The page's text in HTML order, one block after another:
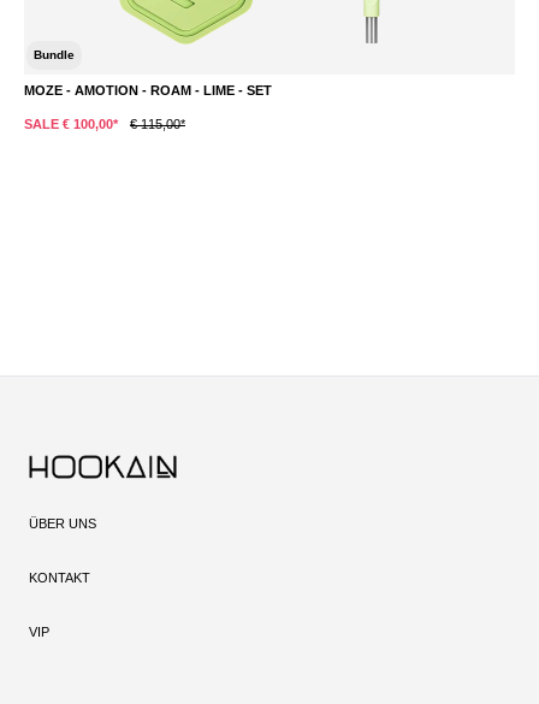
Bundle
MOZE - AMOTION - ROAM - LIME - SET
SALE € 100,00* € 115,00*
ÜBER UNS
KONTAKT
VIP